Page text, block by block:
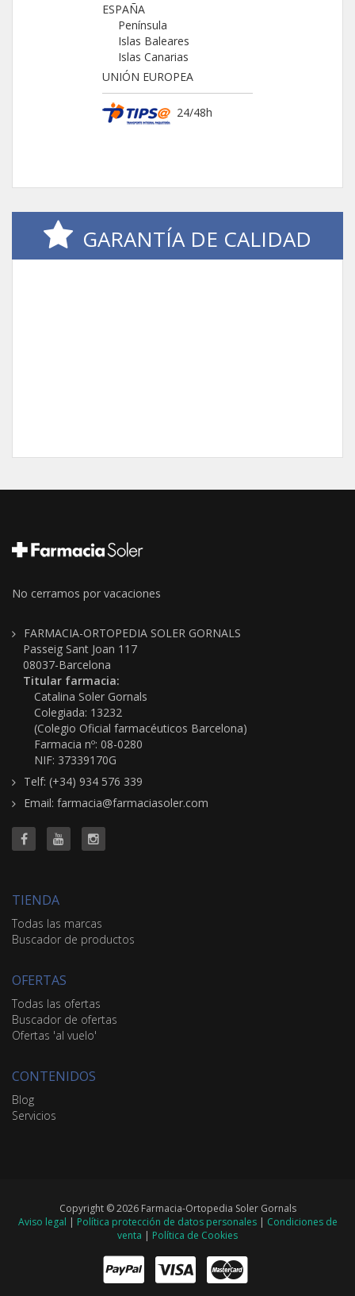
ESPAÑA
Península
Islas Baleares
Islas Canarias
UNIÓN EUROPEA
24/48h
GARANTÍA DE CALIDAD
No cerramos por vacaciones
FARMACIA-ORTOPEDIA SOLER GORNALS
Passeig Sant Joan 117
08037-Barcelona
Titular farmacia:
Catalina Soler Gornals
Colegiada: 13232
(Colegio Oficial farmacéuticos Barcelona)
Farmacia nº: 08-0280
NIF: 37339170G
Telf: (+34) 934 576 339
Email: farmacia@farmaciasoler.com
TIENDA
Todas las marcas
Buscador de productos
OFERTAS
Todas las ofertas
Buscador de ofertas
Ofertas 'al vuelo'
CONTENIDOS
Blog
Servicios
Copyright © 2026 Farmacia-Ortopedia Soler Gornals
Aviso legal | Política protección de datos personales| Condiciones de
venta | Política de Cookies